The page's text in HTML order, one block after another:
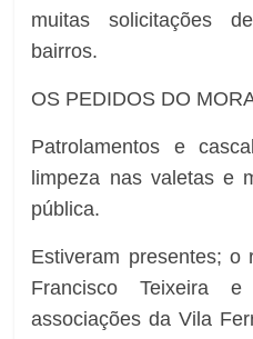
muitas solicitações
bairros.
OS PEDIDOS DO
Patrolamentos e
limpeza nas valetas e
pública.
Estiveram presentes; o
Francisco Teixeira
associações da Vila